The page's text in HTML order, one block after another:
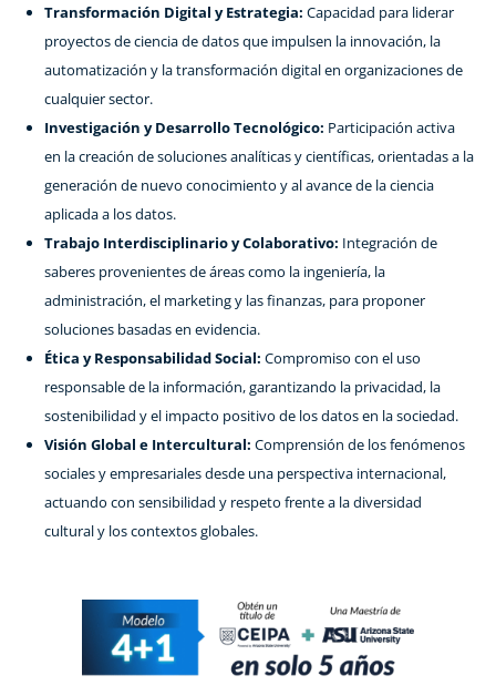
Transformación Digital y Estrategia: Capacidad para liderar
proyectos de ciencia de datos que impulsen la innovación, la
automatización y la transformación digital en organizaciones de
cualquier sector.
Investigación y Desarrollo Tecnológico: Participación activa
en la creación de soluciones analíticas y científicas, orientadas a la
generación de nuevo conocimiento y al avance de la ciencia
aplicada a los datos.
Trabajo Interdisciplinario y Colaborativo: Integración de
saberes provenientes de áreas como la ingeniería, la
administración, el marketing y las finanzas, para proponer
soluciones basadas en evidencia.
Ética y Responsabilidad Social: Compromiso con el uso
responsable de la información, garantizando la privacidad, la
sostenibilidad y el impacto positivo de los datos en la sociedad.
Visión Global e Intercultural: Comprensión de los fenómenos
sociales y empresariales desde una perspectiva internacional,
actuando con sensibilidad y respeto frente a la diversidad
cultural y los contextos globales.